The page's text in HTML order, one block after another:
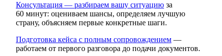
Консультация — разбираем вашу ситуацию за
60 минут: оцениваем шансы, определяем лучшую
страну, объясняем первые конкретные шаги.
Подготовка кейса с полным сопровождением —
работаем от первого разговора до подачи документов.